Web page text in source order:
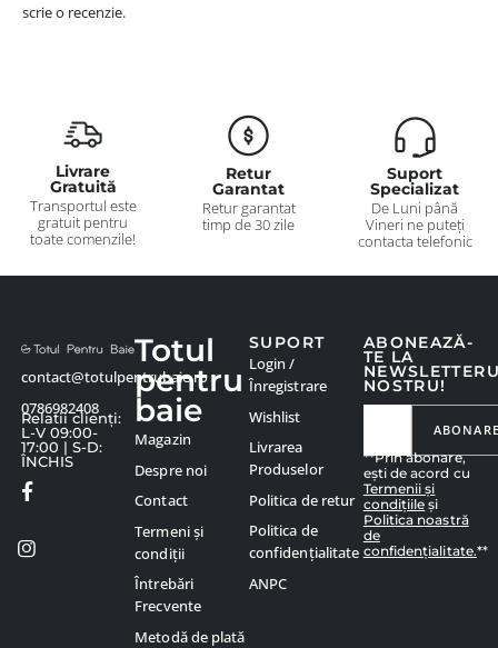
scrie o recenzie.
Livrare
Gratuită
Transportul este
gratuit pentru
toate comenzile!
Retur
Garantat
Retur garantat
timp de 30 zile
Suport
Specializat
De Luni până
Vineri ne puteți
contacta telefonic
contact@totulpentrubaie.ro
0786982408
Relatii clienți:
L-V 09:00-
17:00 | S-D:
ÎNCHIS
ABONEAZĂ-
TE LA
NOSTRU!
**Prin abonare,
ești de acord cu
Termenii și
condițiile și
Politica noastră
de
confidențialitate.**
Totul
pentru
baie
Magazin
Despre noi
Contact
Termeni și
condiții
Întrebări
Frecvente
Metodă de plată
SUPORT
Login /
Înregistrare
Wishlist
Livrarea
Produselor
Politica de retur
Politica de
confidențialitate
ANPC